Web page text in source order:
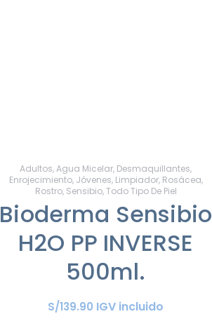
Adultos,Agua Micelar, Desmaquillantes,
Enrojecimiento, Jóvenes, Limpiador, Rosácea,
Rostro, Sensibio,Todo Tipo De Piel
Bioderma Sensibio
H2O PP INVERSE
500ml.
S/139.90 IGV incluido